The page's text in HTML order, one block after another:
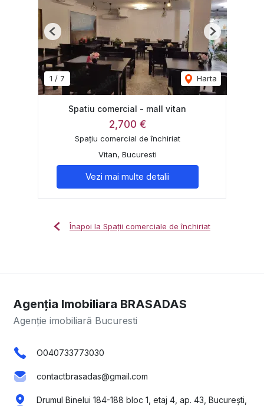
1 / 7 Harta
Previous Next
Spatiu comercial - mall vitan
2,700 €
Spațiu comercial de închiriat
Vitan, Bucuresti
Vezi mai multe detalii
Înapoi la Spații comerciale de închiriat
Agenția Imobiliara BRASADAS
Agenție imobiliară Bucuresti
O040733773030
contactbrasadas@gmail.com
Drumul Binelui 184-188 bloc 1, etaj 4, ap. 43, București,